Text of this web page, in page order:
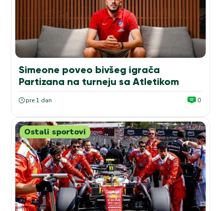
Simeone poveo bivšeg igrača
Partizana na turneju sa Atletikom
pre 1 dan 0
Ostali sportovi